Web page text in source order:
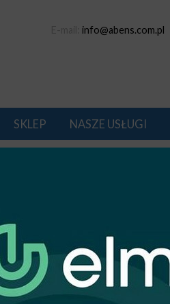
info@abens.com.pl
SKLEP NASZE USŁUGI
Strona: